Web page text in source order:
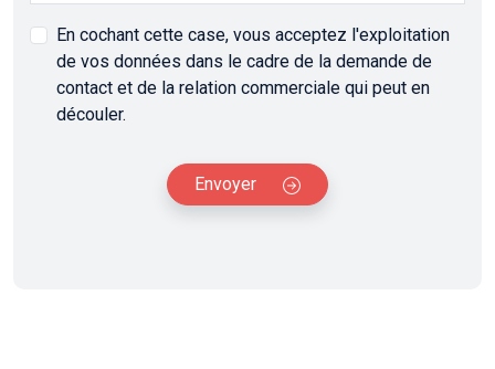
En cochant cette case, vous acceptez l'exploitation
de vos données dans le cadre de la demande de
contact et de la relation commerciale qui peut en
découler.
Envoyer